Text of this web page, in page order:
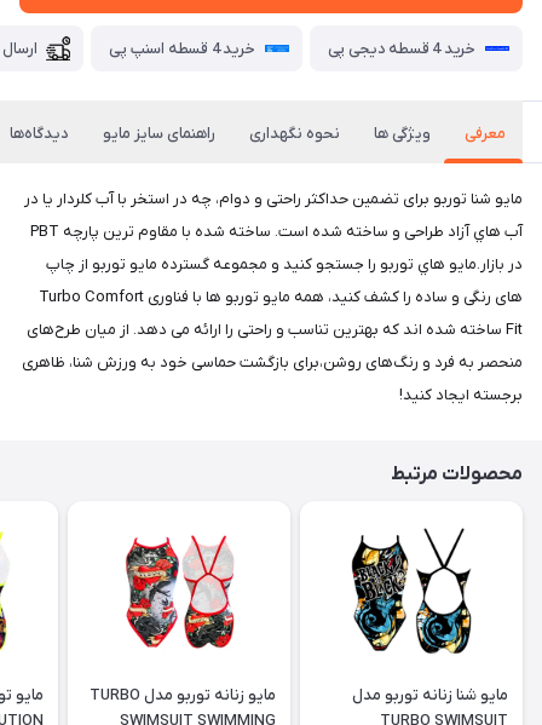
خرید 4 قسطه دیجی پی خرید 4 قسطه اسنپ پی
معرفی ویژگی ها نحوه نگهداری راهنمای سایز مایو دیدگاه‌ها
مايو شنا توربو برای تضمین حداکثر راحتی و دوام، چه در استخر با آب کلردار یا در
آب هاي آزاد طراحی و ساخته شده است. ساخته شده با مقاوم ترین پارچه PBT
در بازار.مايو هاي توربو را جستجو کنید و مجموعه گسترده مايو توربو از چاپ
های رنگی و ساده را کشف کنید، همه مایو توربو ها با فناوری Turbo Comfort
Fit ساخته شده اند که بهترین تناسب و راحتی را ارائه می دهد. از میان طرح‌های
منحصر به فرد و رنگ‌های روشن،برای بازگشت حماسی خود به ورزش شنا، ظاهری
برجسته ایجاد کنید!
محصولات مرتبط
مایو شنا زنانه توربو مدل
TURBO SWIMSUIT
مایو زنانه توربو مدل TURBO
SWIMSUIT SWIMMING